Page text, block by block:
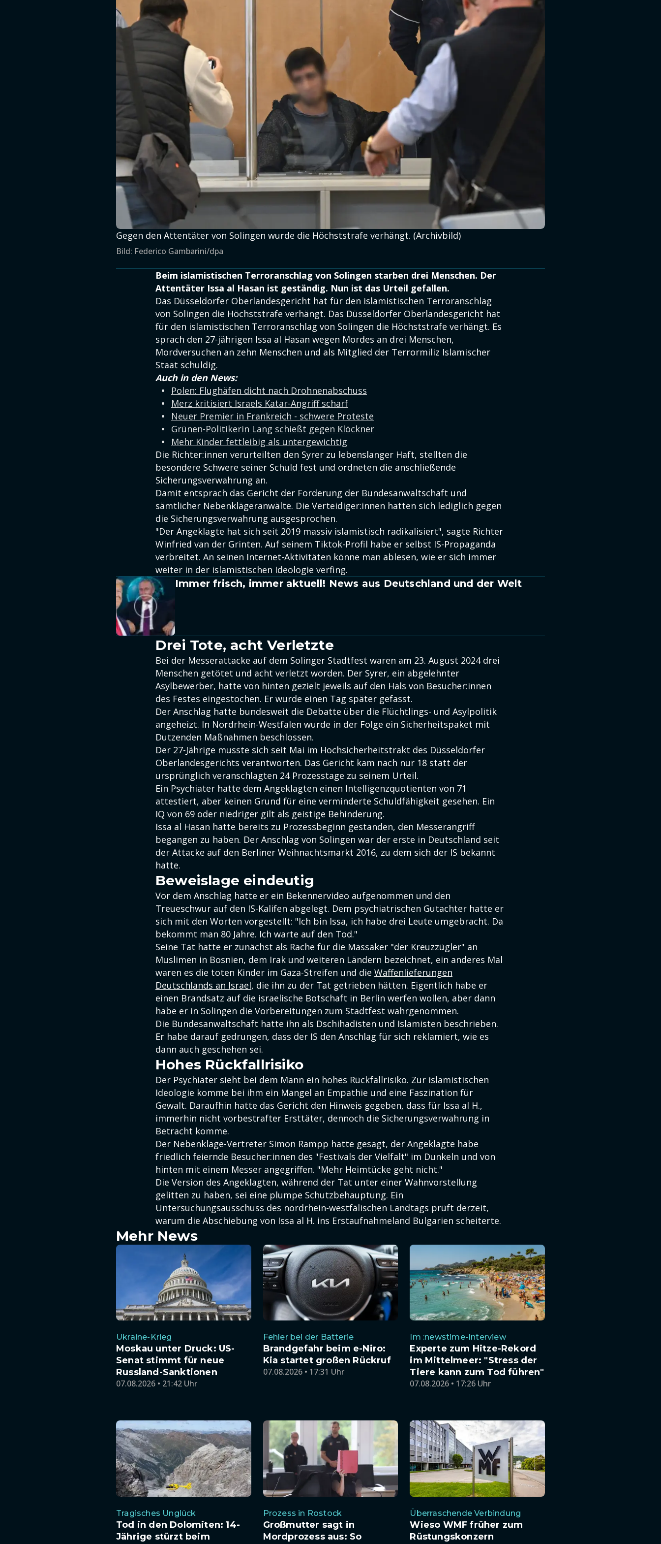
Gegen den Attentäter von Solingen wurde die Höchststrafe verhängt. (Archivbild)
Bild: Federico Gambarini/dpa
Beim islamistischen Terroranschlag von Solingen starben drei Menschen. Der
Attentäter Issa al Hasan ist geständig. Nun ist das Urteil gefallen.
Das Düsseldorfer Oberlandesgericht hat für den islamistischen Terroranschlag
von Solingen die Höchststrafe verhängt. Das Düsseldorfer Oberlandesgericht hat
für den islamistischen Terroranschlag von Solingen die Höchststrafe verhängt. Es
sprach den 27-jährigen Issa al Hasan wegen Mordes an drei Menschen,
Mordversuchen an zehn Menschen und als Mitglied der Terrormiliz Islamischer
Staat schuldig.
Auch in den News:
Polen: Flughäfen dicht nach Drohnenabschuss
Merz kritisiert Israels Katar-Angriff scharf
Neuer Premier in Frankreich - schwere Proteste
Grünen-Politikerin Lang schießt gegen Klöckner
Mehr Kinder fettleibig als untergewichtig
Die Richter:innen verurteilten den Syrer zu lebenslanger Haft, stellten die
besondere Schwere seiner Schuld fest und ordneten die anschließende
Sicherungsverwahrung an.
Damit entsprach das Gericht der Forderung der Bundesanwaltschaft und
sämtlicher Nebenklägeranwälte. Die Verteidiger:innen hatten sich lediglich gegen
die Sicherungsverwahrung ausgesprochen.
"Der Angeklagte hat sich seit 2019 massiv islamistisch radikalisiert", sagte Richter
Winfried van der Grinten. Auf seinem Tiktok-Profil habe er selbst IS-Propaganda
verbreitet. An seinen Internet-Aktivitäten könne man ablesen, wie er sich immer
weiter in der islamistischen Ideologie verfing.
Immer frisch, immer aktuell! News aus Deutschland und der Welt
Drei Tote, acht Verletzte
Bei der Messerattacke auf dem Solinger Stadtfest waren am 23. August 2024 drei
Menschen getötet und acht verletzt worden. Der Syrer, ein abgelehnter
Asylbewerber, hatte von hinten gezielt jeweils auf den Hals von Besucher:innen
des Festes eingestochen. Er wurde einen Tag später gefasst.
Der Anschlag hatte bundesweit die Debatte über die Flüchtlings- und Asylpolitik
angeheizt. In Nordrhein-Westfalen wurde in der Folge ein Sicherheitspaket mit
Dutzenden Maßnahmen beschlossen.
Der 27-Jährige musste sich seit Mai im Hochsicherheitstrakt des Düsseldorfer
Oberlandesgerichts verantworten. Das Gericht kam nach nur 18 statt der
ursprünglich veranschlagten 24 Prozesstage zu seinem Urteil.
Ein Psychiater hatte dem Angeklagten einen Intelligenzquotienten von 71
attestiert, aber keinen Grund für eine verminderte Schuldfähigkeit gesehen. Ein
IQ von 69 oder niedriger gilt als geistige Behinderung.
Issa al Hasan hatte bereits zu Prozessbeginn gestanden, den Messerangriff
begangen zu haben. Der Anschlag von Solingen war der erste in Deutschland seit
der Attacke auf den Berliner Weihnachtsmarkt 2016, zu dem sich der IS bekannt
hatte.
Beweislage eindeutig
Vor dem Anschlag hatte er ein Bekennervideo aufgenommen und den
Treueschwur auf den IS-Kalifen abgelegt. Dem psychiatrischen Gutachter hatte er
sich mit den Worten vorgestellt: "Ich bin Issa, ich habe drei Leute umgebracht. Da
bekommt man 80 Jahre. Ich warte auf den Tod."
Seine Tat hatte er zunächst als Rache für die Massaker "der Kreuzzügler" an
Muslimen in Bosnien, dem Irak und weiteren Ländern bezeichnet, ein anderes Mal
waren es die toten Kinder im Gaza-Streifen und die Waffenlieferungen
Deutschlands an Israel, die ihn zu der Tat getrieben hätten. Eigentlich habe er
einen Brandsatz auf die israelische Botschaft in Berlin werfen wollen, aber dann
habe er in Solingen die Vorbereitungen zum Stadtfest wahrgenommen.
Die Bundesanwaltschaft hatte ihn als Dschihadisten und Islamisten beschrieben.
Er habe darauf gedrungen, dass der IS den Anschlag für sich reklamiert, wie es
dann auch geschehen sei.
Hohes Rückfallrisiko
Der Psychiater sieht bei dem Mann ein hohes Rückfallrisiko. Zur islamistischen
Ideologie komme bei ihm ein Mangel an Empathie und eine Faszination für
Gewalt. Daraufhin hatte das Gericht den Hinweis gegeben, dass für Issa al H.,
immerhin nicht vorbestrafter Ersttäter, dennoch die Sicherungsverwahrung in
Betracht komme.
Der Nebenklage-Vertreter Simon Rampp hatte gesagt, der Angeklagte habe
friedlich feiernde Besucher:innen des "Festivals der Vielfalt" im Dunkeln und von
hinten mit einem Messer angegriffen. "Mehr Heimtücke geht nicht."
Die Version des Angeklagten, während der Tat unter einer Wahnvorstellung
gelitten zu haben, sei eine plumpe Schutzbehauptung. Ein
Untersuchungsausschuss des nordrhein-westfälischen Landtags prüft derzeit,
warum die Abschiebung von Issa al H. ins Erstaufnahmeland Bulgarien scheiterte.
Mehr News
Ukraine-Krieg
Moskau unter Druck: US-
Senat stimmt für neue
Russland-Sanktionen
07.08.2026 • 21:42 Uhr
Fehler bei der Batterie
Brandgefahr beim e-Niro:
Kia startet großen Rückruf
07.08.2026 • 17:31 Uhr
Im :newstime-Interview
Experte zum Hitze-Rekord
im Mittelmeer: "Stress der
Tiere kann zum Tod führen"
07.08.2026 • 17:26 Uhr
Tragisches Unglück
Tod in den Dolomiten: 14-
Jährige stürzt beim
Prozess in Rostock
Großmutter sagt in
Mordprozess aus: So
Überraschende Verbindung
Wieso WMF früher zum
Rüstungskonzern